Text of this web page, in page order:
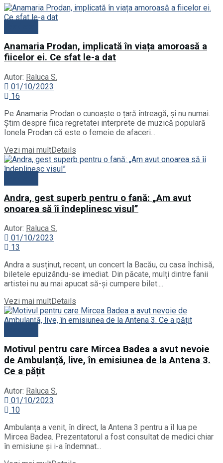
Anamaria Prodan, implicată în viața amoroasă a
fiicelor ei. Ce sfat le-a dat
Autor: Raluca S.
01/10/2023
16
Pe Anamaria Prodan o cunoaște o țară întreagă, și nu numai.
Știm despre fiica regretatei interprete de muzică populară
Ionela Prodan că este o femeie de afaceri...
Vezi mai multDetails
Andra, gest superb pentru o fană: „Am avut
onoarea să îi îndeplinesc visul”
Autor: Raluca S.
01/10/2023
13
Andra a susținut, recent, un concert la Bacău, cu casa închisă,
biletele epuizându-se imediat. Din păcate, mulți dintre fanii
artistei nu au mai apucat să-și cumpere bilet....
Vezi mai multDetails
Motivul pentru care Mircea Badea a avut nevoie
de Ambulanță, live, în emisiunea de la Antena 3.
Ce a pățit
Autor: Raluca S.
01/10/2023
10
Ambulanța a venit, în direct, la Antena 3 pentru a îl lua pe
Mircea Badea. Prezentatorul a fost consultat de medici chiar
în emisiune și i-a îndemnat...